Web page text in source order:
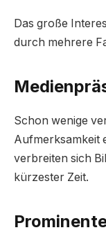
Das große
durch mehrere
Schon wenige
Aufmerksamkeit
verbreiten sich
kürzester Zeit.